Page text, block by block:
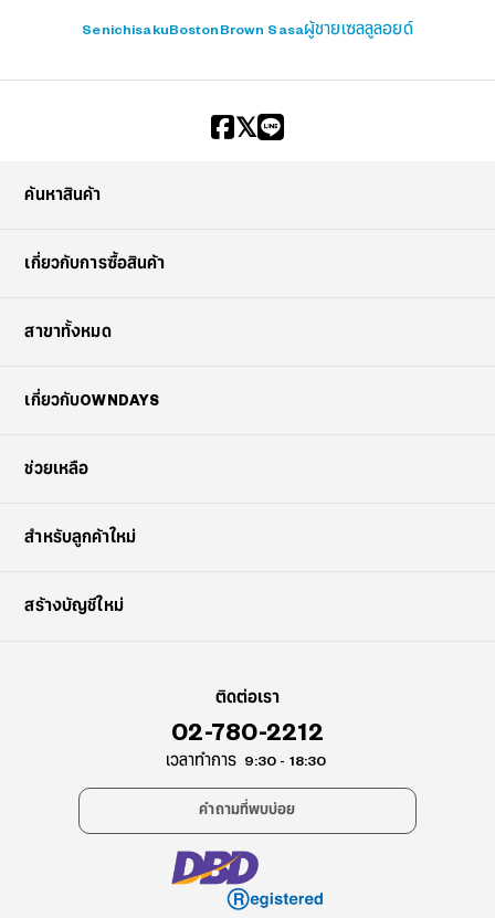
Senichisaku Boston Brown Sasaผู้ชาย เซลลูลอยด์
ค้นหาสินค้า
เกี่ยวกับการซื้อสินค้า
สาขาทั้งหมด
เกี่ยวกับOWNDAYS
ช่วยเหลือ
สำหรับลูกค้าใหม่
สร้างบัญชีใหม่
ติดต่อเรา
02-780-2212
เวลาทำการ 9:30 - 18:30
คำถามที่พบบ่อย